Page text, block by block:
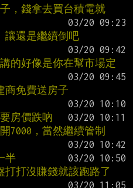
，錢拿去買台積電就
還是繼續倒吧
的好像是你在幫市場定
商免費送房子
房價跌吶
7000，當然繼續管制
半
打沒賺錢就該跑路了